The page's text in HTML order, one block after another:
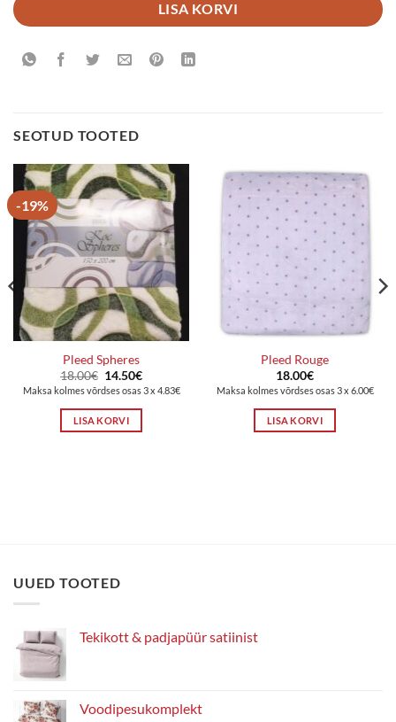
LISA KORVI
SEOTUD TOOTED
-19%
Pleed Spheres
18.00€ Algne
hind
oli:
18.00€.
14.50€Praegune
hind
on:
14.50€.
Maksa kolmes võrdses osas 3 x 4.83€
LISA KORVI
Pleed Rouge
18.00€
Maksa kolmes võrdses osas 3 x 6.00€
LISA KORVI
UUED TOOTED
Tekikott & padjapüür satiinist
Voodipesukomplekt